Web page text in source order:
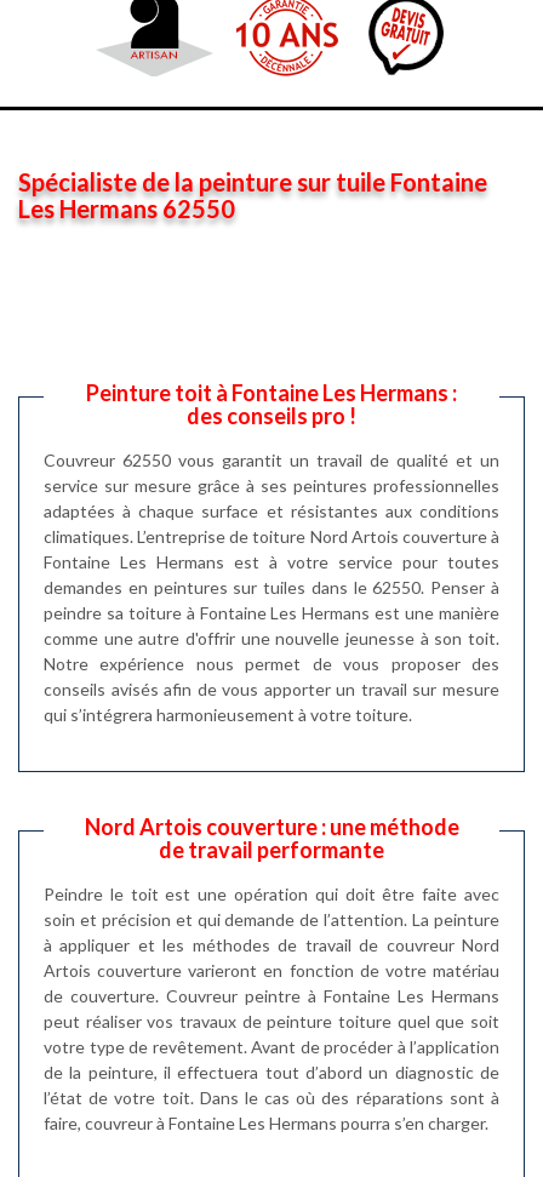
Spécialiste de la peinture sur tuile Fontaine
Les Hermans 62550
Peinture toit à Fontaine Les Hermans :
des conseils pro !
Couvreur 62550 vous garantit un travail de qualité et un
service sur mesure grâce à ses peintures professionnelles
adaptées à chaque surface et résistantes aux conditions
climatiques. L’entreprise de toiture Nord Artois couverture à
Fontaine Les Hermans est à votre service pour toutes
demandes en peintures sur tuiles dans le 62550. Penser à
peindre sa toiture à Fontaine Les Hermans est une manière
comme une autre d'offrir une nouvelle jeunesse à son toit.
Notre expérience nous permet de vous proposer des
conseils avisés afin de vous apporter un travail sur mesure
qui s’intégrera harmonieusement à votre toiture.
Nord Artois couverture : une méthode
de travail performante
Peindre le toit est une opération qui doit être faite avec
soin et précision et qui demande de l’attention. La peinture
à appliquer et les méthodes de travail de couvreur Nord
Artois couverture varieront en fonction de votre matériau
de couverture. Couvreur peintre à Fontaine Les Hermans
peut réaliser vos travaux de peinture toiture quel que soit
votre type de revêtement. Avant de procéder à l’application
de la peinture, il effectuera tout d’abord un diagnostic de
l’état de votre toit. Dans le cas où des réparations sont à
faire, couvreur à Fontaine Les Hermans pourra s’en charger.